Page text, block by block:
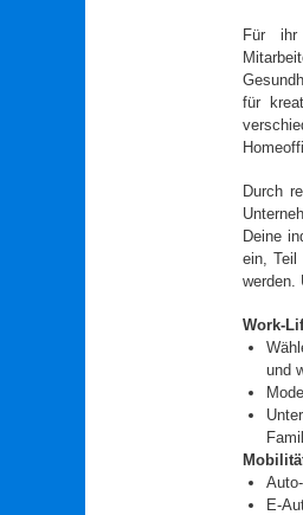
Für ihr
für
Durch
Deine
ein, Teil
werden.
Work-
und
E-